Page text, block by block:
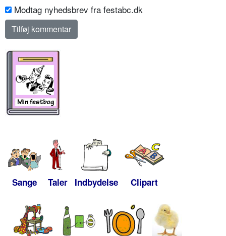
Modtag nyhedsbrev fra festabc.dk
Sange Taler Indbydelse Clipart